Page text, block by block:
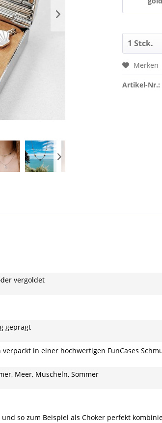
Merken
Artikel-Nr.:
vergoldet
geprägt
verpackt in einer hochwertigen FunCases
Meer, Muscheln, Sommer
so zum Beispiel als Choker perfekt